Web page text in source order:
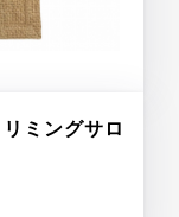
ミングサロ